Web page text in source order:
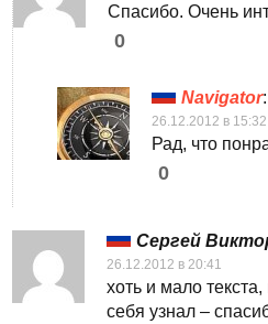
Спасибо. Очень
0
Navigator:
26.12.2012 в 15:32
Рад, что
0
Сергей
26.12.2012 в 20:41
хоть и мало
себя узнал –